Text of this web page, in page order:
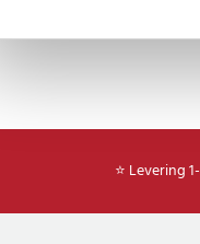
SAMSUNG
SAMSUNG
⭐ Levering